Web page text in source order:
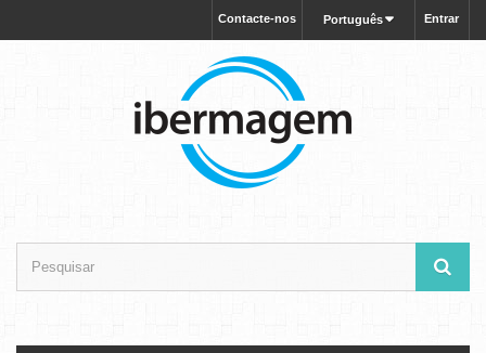
Entrar
Português
Contacte-nos